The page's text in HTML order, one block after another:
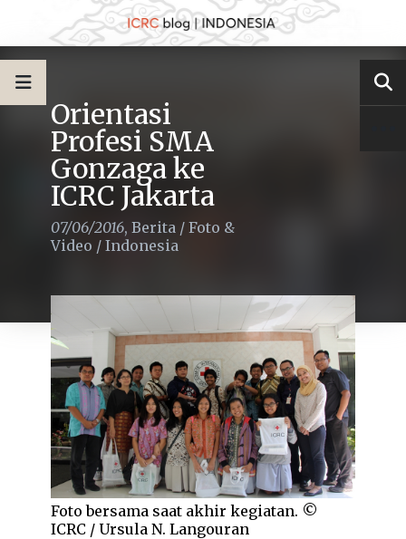
Orientasi
Profesi SMA
Gonzaga ke
ICRC Jakarta
07/06/2016, Berita / Foto &
Video / Indonesia
Foto bersama saat akhir kegiatan. ©
ICRC / Ursula N. Langouran